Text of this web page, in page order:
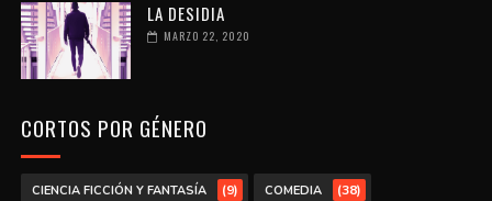
LA DESIDIA
MARZO 22, 2020
CORTOS POR GÉNERO
CIENCIA FICCIÓN Y FANTASÍA (9) COMEDIA (38)